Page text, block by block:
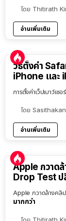
โดย Thitirath
อ่านเพิ่มเติม
วิธีตั้งค่า
iPhone และ
การตั้งค่าเว็ปเบาว์เ
โดย
อ่านเพิ่มเติม
Apple กวาด
Drop Test ป
Apple กวาดล้างคลิ
มากกว่า